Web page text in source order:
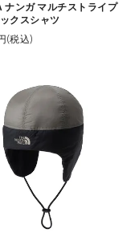
ナンガ マルチストライプ
クスシャツ
(税込)